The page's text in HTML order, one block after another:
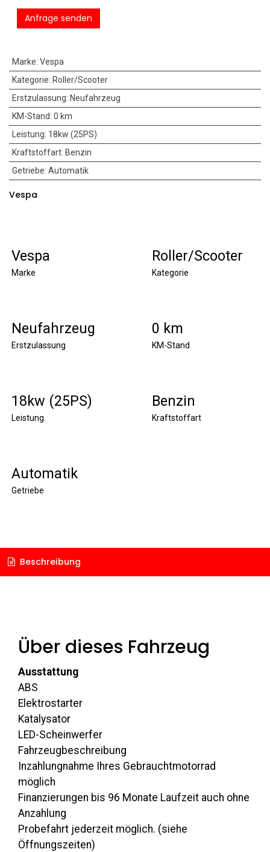
Anfrage senden
Marke: Vespa
Kategorie: Roller/Scooter
Erstzulassung: Neufahrzeug
KM-Stand: 0 km
Leistung: 18kw (25PS)
Kraftstoffart: Benzin
Getriebe: Automatik
Vespa
Vespa
Marke
Roller/Scooter
Kategorie
Neufahrzeug
Erstzulassung
0 km
KM-Stand
18kw (25PS)
Leistung
Benzin
Kraftstoffart
Automatik
Getriebe
Beschreibung
Über dieses Fahrzeug
Ausstattung
ABS
Elektrostarter
Katalysator
LED-Scheinwerfer
Fahrzeugbeschreibung
Inzahlungnahme Ihres Gebrauchtmotorrad
möglich
Finanzierungen bis 96 Monate Laufzeit auch ohne
Anzahlung
Probefahrt jederzeit möglich. (siehe
Öffnungszeiten)